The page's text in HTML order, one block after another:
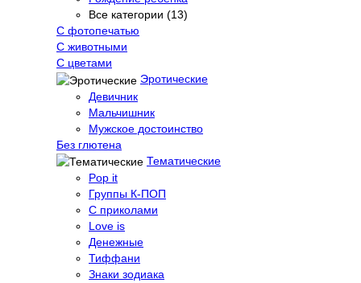
Все категории (13)
С фотопечатью
C животными
С цветами
Эротические
Девичник
Мальчишник
Мужское достоинство
Без глютена
Тематические
Pop it
Группы К-ПОП
С приколами
Love is
Денежные
Тиффани
Знаки зодиака